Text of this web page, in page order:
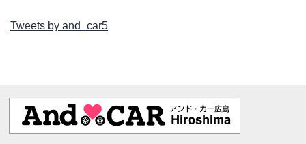
Tweets by and_car5